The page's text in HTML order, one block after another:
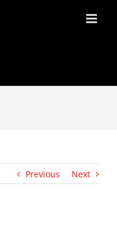
Previous Next